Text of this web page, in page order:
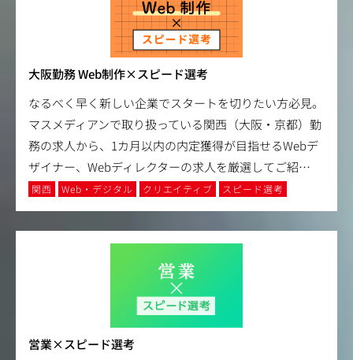
大阪勤務 Web制作×スピード選考
なるべく早く新しい企業でスタートを切りたい方必見。
マスメディアンで取り扱っている関西（大阪・京都）勤
務の求人から、1カ月以内の内定獲得が目指せるWebデ
ザイナー、Webディレクターの求人を厳選してご紹…
関西 Web・デジタル クリエイティブ スピード選考
営業×スピード選考